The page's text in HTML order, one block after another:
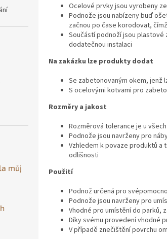
můj
Ocelové prvky jsou vyrobeny
Podnože jsou nabízeny buď
začnou po čase korodovat,
Součástí podnoží jsou
dodatečnou instalaci
Na zakázku lze produkty dodat
Se zabetonovaným okem,
S ocelovými kotvami pro
Rozměry a jakost
Rozměrová tolerance je u
Podnože jsou navrženy pro
Vzhledem k povaze produktů
odlišnosti
Použití
Podnož určená pro
Podnože jsou navrženy pro
Vhodné pro umístění do parků,
Díky svému provedení vhodné
V případě znečištění povrchu